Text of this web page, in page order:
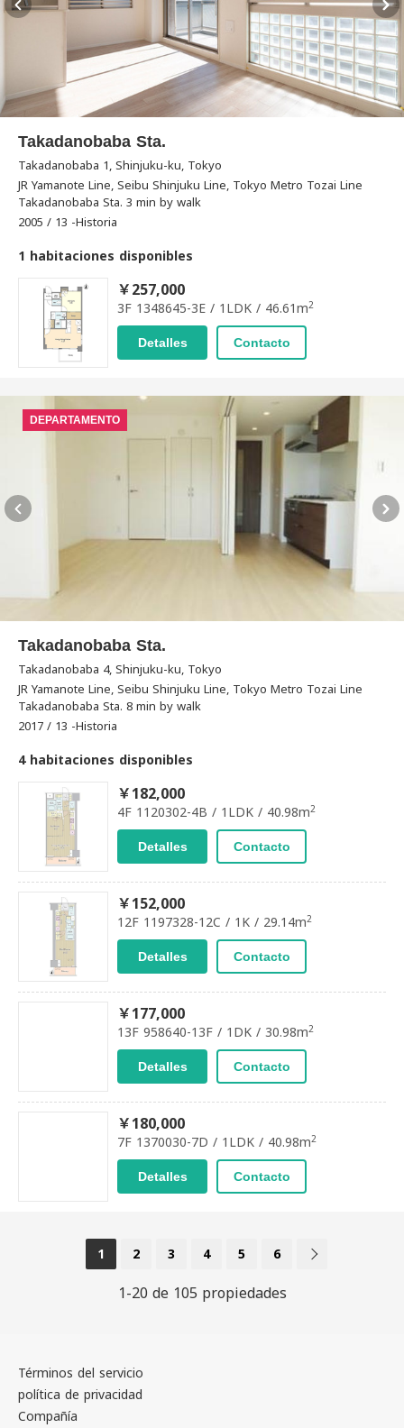
Takadanobaba Sta.
Takadanobaba 1, Shinjuku-ku, Tokyo
JR Yamanote Line, Seibu Shinjuku Line, Tokyo Metro Tozai Line
Takadanobaba Sta. 3 min by walk
2005 / 13 -Historia
1 habitaciones disponibles
￥257,000
3F 1348645-3E / 1LDK / 46.61m2
Detalles Contacto
DEPARTAMENTO
Takadanobaba Sta.
Takadanobaba 4, Shinjuku-ku, Tokyo
JR Yamanote Line, Seibu Shinjuku Line, Tokyo Metro Tozai Line
Takadanobaba Sta. 8 min by walk
2017 / 13 -Historia
4 habitaciones disponibles
￥182,000
4F 1120302-4B / 1LDK / 40.98m2
Detalles Contacto
￥152,000
12F 1197328-12C / 1K / 29.14m2
Detalles Contacto
￥177,000
13F 958640-13F / 1DK / 30.98m2
Detalles Contacto
￥180,000
7F 1370030-7D / 1LDK / 40.98m2
Detalles Contacto
1 2 3 4 5 6
1-20 de 105 propiedades
Términos del servicio
política de privacidad
Compañía